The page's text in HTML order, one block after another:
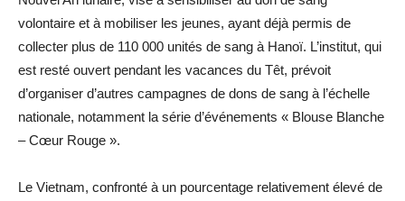
volontaire et à mobiliser les jeunes, ayant déjà permis de
collecter plus de 110 000 unités de sang à Hanoï. L’institut, qui
est resté ouvert pendant les vacances du Têt, prévoit
d’organiser d’autres campagnes de dons de sang à l’échelle
nationale, notamment la série d’événements « Blouse Blanche
– Cœur Rouge ».
Le Vietnam, confronté à un pourcentage relativement élevé de